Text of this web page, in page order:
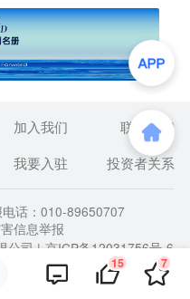
15 7
加入我们
联系我们
我要入驻 投资者关系
话：010-89650707
信息举报
公司 | 京ICP备12031756号-6
号